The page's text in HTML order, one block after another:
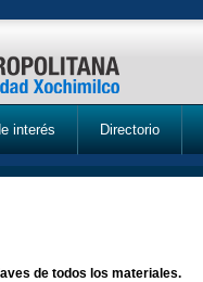
interés Directorio
de todos los materiales.